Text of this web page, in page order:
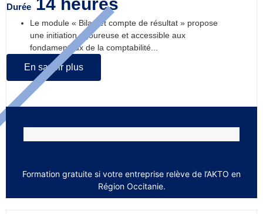
Durée
Le module « Bilan et compte de résultat » propose
une initiation rigoureuse et accessible aux
fondamentaux de la comptabilité...
En savoir plus
Formation gratuite si votre entreprise relève de l’AKTO en
Région Occitanie.